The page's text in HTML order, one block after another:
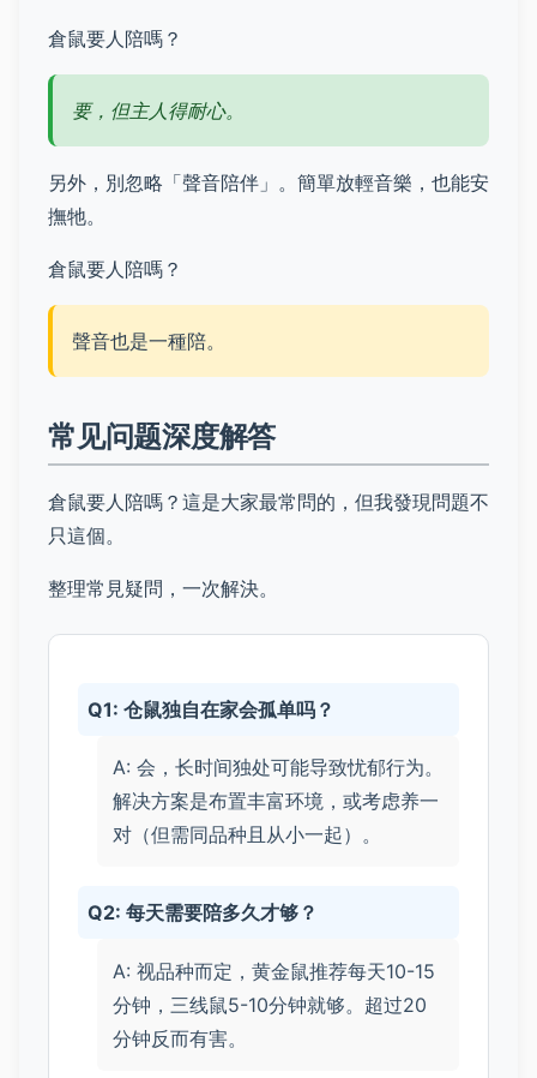
倉鼠要人陪嗎？
要，但主人得耐心。
另外，別忽略「聲音陪伴」。簡單放輕音樂，也能安
撫牠。
倉鼠要人陪嗎？
聲音也是一種陪。
常见问题深度解答
倉鼠要人陪嗎？這是大家最常問的，但我發現問題不
只這個。
整理常見疑問，一次解決。
Q1: 仓鼠独自在家会孤单吗？
A: 会，长时间独处可能导致忧郁行为。
解决方案是布置丰富环境，或考虑养一
对（但需同品种且从小一起）。
Q2: 每天需要陪多久才够？
A: 视品种而定，黄金鼠推荐每天10-15
分钟，三线鼠5-10分钟就够。超过20
分钟反而有害。